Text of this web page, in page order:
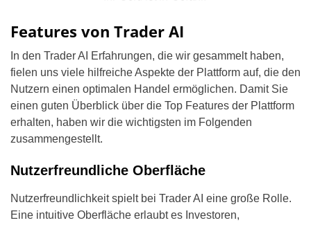
Features von Trader AI
In den Trader AI Erfahrungen, die wir gesammelt haben,
fielen uns viele hilfreiche Aspekte der Plattform auf, die den
Nutzern einen optimalen Handel ermöglichen. Damit Sie
einen guten Überblick über die Top Features der Plattform
erhalten, haben wir die wichtigsten im Folgenden
zusammengestellt.
Nutzerfreundliche Oberfläche
Nutzerfreundlichkeit spielt bei Trader AI eine große Rolle.
Eine intuitive Oberfläche erlaubt es Investoren,